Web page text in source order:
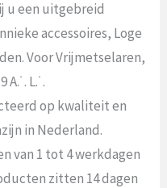
u een uitgebreid
accessoires, Loge
Voor Vrijmetselaren,
L.˙.
op kwaliteit en
in Nederland.
van 1 tot 4 werkdagen
zitten 14 dagen